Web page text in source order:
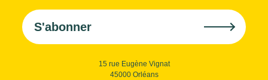
S'abonner
15 rue Eugène Vignat
45000 Orléans